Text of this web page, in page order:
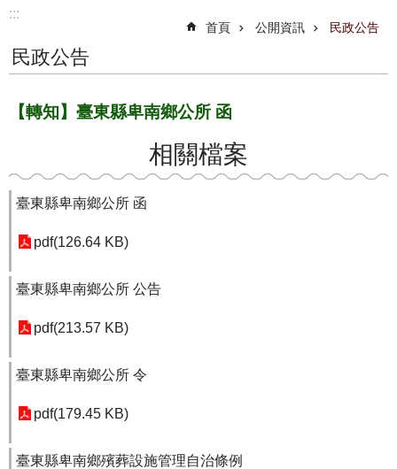
:::
首頁 公開資訊 民政公告
民政公告
【轉知】臺東縣卑南鄉公所 函
相關檔案
臺東縣卑南鄉公所 函
pdf(126.64 KB)
臺東縣卑南鄉公所 公告
pdf(213.57 KB)
臺東縣卑南鄉公所 令
pdf(179.45 KB)
臺東縣卑南鄉殯葬設施管理自治條例